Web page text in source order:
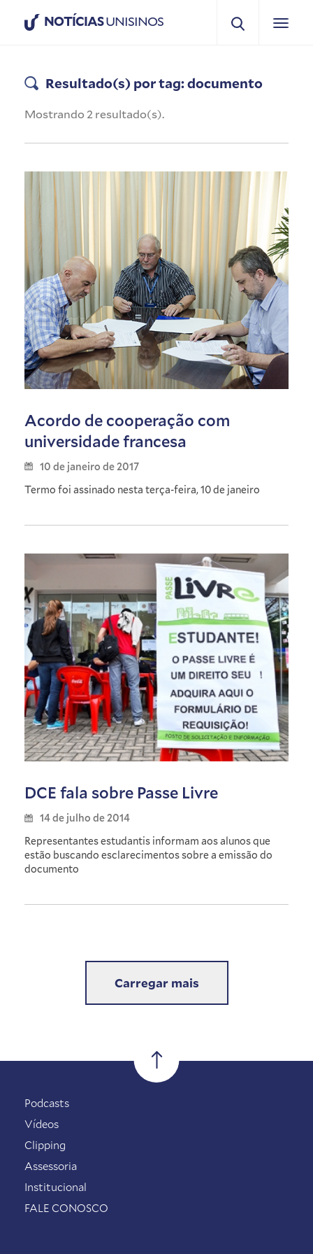
NOTÍCIASUNISINOS
Resultado(s) por tag: documento
Mostrando 2 resultado(s).
Acordo de cooperação com
universidade francesa
10 de janeiro de 2017
Termo foi assinado nesta terça-feira, 10 de janeiro
DCE fala sobre Passe Livre
14 de julho de 2014
Representantes estudantis informam aos alunos que
estão buscando esclarecimentos sobre a emissão do
documento
Carregar mais
Podcasts
Vídeos
Clipping
Assessoria
Institucional
FALE CONOSCO